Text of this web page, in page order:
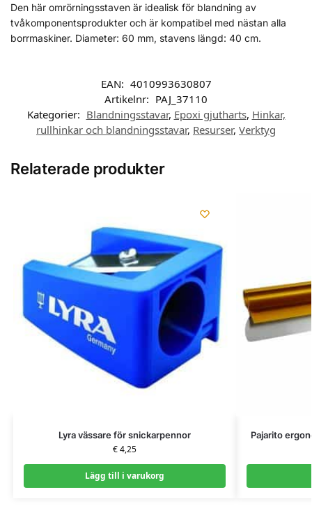
Den här omrörningsstaven är idealisk för blandning av
tvåkomponentsprodukter och är kompatibel med nästan alla
borrmaskiner. Diameter: 60 mm, stavens längd: 40 cm.
EAN: 4010993630807
Artikelnr: PAJ_37110
Kategorier: Blandningsstavar, Epoxi gjutharts, Hinkar,
rullhinkar och blandningsstavar, Resurser, Verktyg
Relaterade produkter
Lyra vässare för snickarpennor
€4,25
Lägg till i varukorg
Pajarito